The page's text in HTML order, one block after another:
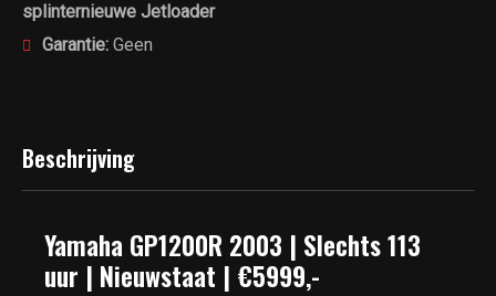
splinternieuwe Jetloader
Garantie: Geen
Beschrijving
Yamaha GP1200R 2003 | Slechts 113
uur | Nieuwstaat | €5999,-